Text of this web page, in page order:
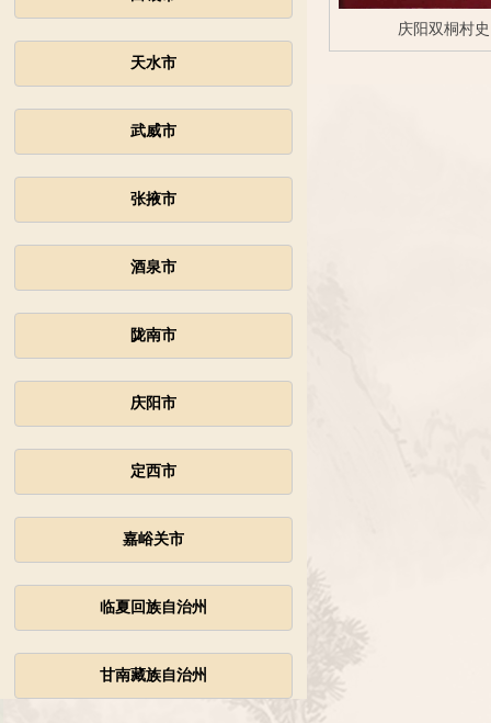
天水市
武威市
张掖市
酒泉市
陇南市
庆阳市
定西市
嘉峪关市
临夏回族自治州
甘南藏族自治州
庆阳双桐村史